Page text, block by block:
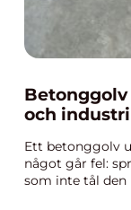
Betonggolv hållbar grund för både hem
och industri
Ett betonggolv
något går fel:
som inte tål den